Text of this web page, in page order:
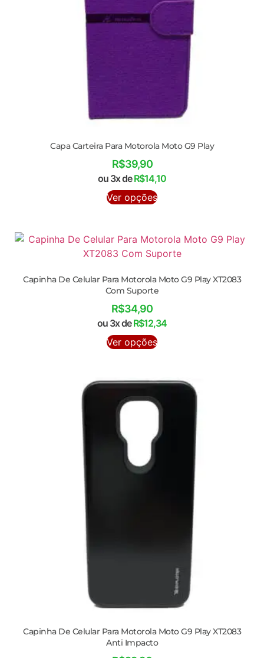
Capa Carteira Para Motorola Moto G9 Play
R$39,90
ou 3x deR$14,10
Ver opções
Capinha De Celular Para Motorola Moto G9 Play XT2083
Com Suporte
R$34,90
ou 3x deR$12,34
Ver opções
Capinha De Celular Para Motorola Moto G9 Play XT2083
Anti Impacto